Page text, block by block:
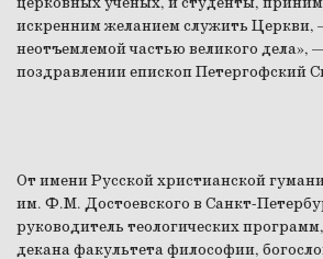
искренним желанием служить Церкви,
неотъемлемой частью великого дела»,
поздравлении епископ Петергофский
От имени Русской христианской
им. Ф.М. Достоевского в Санкт-
руководитель теологических
декана факультета философии,